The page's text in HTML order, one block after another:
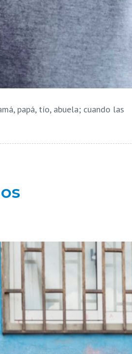
papá, tío, abuela; cuando las